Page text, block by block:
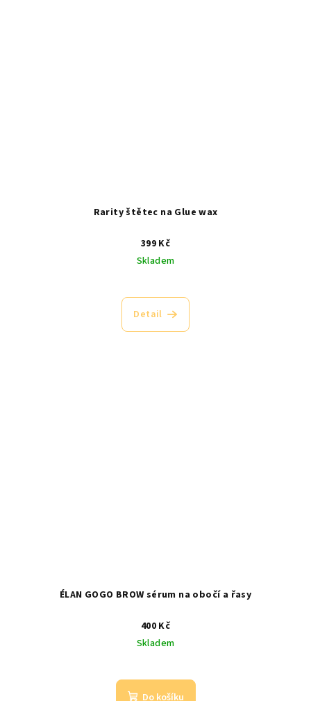
Rarity štětec na Glue wax
399 Kč
Skladem
Detail
ÉLAN GOGO BROW sérum na obočí a řasy
400 Kč
Skladem
Do košíku